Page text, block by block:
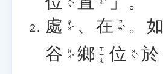
ㄨㄟˋ ㄓˋ
處 ㄔㄨˇ 、 在 ㄗㄞˋ 。 如
谷 ㄍㄨˇ 鄉 ㄒㄧㄤ 位 ㄨㄟˋ 於